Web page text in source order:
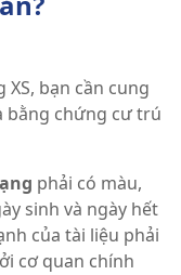
bạn cần cung
bằng chứng cư trú
phải có màu,
sinh và ngày hết
của tài liệu phải
cơ quan chính